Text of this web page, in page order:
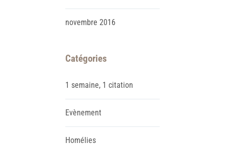
novembre 2016
Catégories
1 semaine, 1 citation
Evènement
Homélies